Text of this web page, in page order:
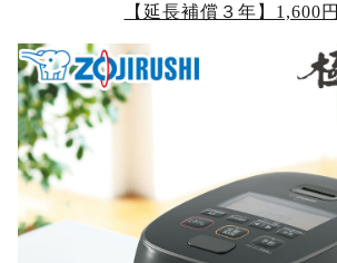
【延長補償３年】1,600円